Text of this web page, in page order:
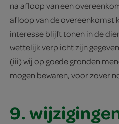
na afloop van een
afloop van de overeenkomst
interesse blijft tonen in de
wettelijk verplicht zijn
(iii) wij op goede gronden
mogen bewaren, voor zover
9.